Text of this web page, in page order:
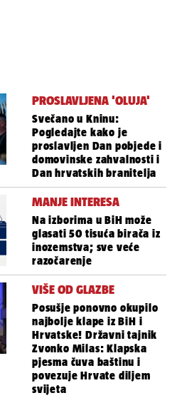
PROSLAVLJENA 'OLUJA'
Svečano u Kninu:
Pogledajte kako je
proslavljen Dan pobjede i
domovinske zahvalnosti i
Dan hrvatskih branitelja
MANJE INTERESA
Na izborima u BiH može
glasati 50 tisuća birača iz
inozemstva; sve veće
razočarenje
VIŠE OD GLAZBE
Posušje ponovno okupilo
najbolje klape iz BiH i
Hrvatske! Državni tajnik
Zvonko Milas: Klapska
pjesma čuva baštinu i
povezuje Hrvate diljem
svijeta